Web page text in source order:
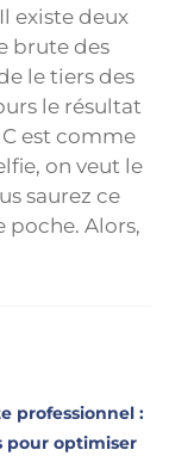
existe deux
brute des
le tiers des
le résultat
est comme
on veut le
saurez ce
Alors,
professionnel :
pour optimiser